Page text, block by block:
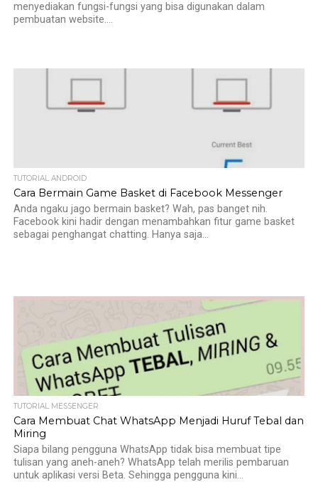
menyediakan fungsi-fungsi yang bisa digunakan dalam
pembuatan website....
TUTORIAL ANDROID
Cara Bermain Game Basket di Facebook Messenger
Anda ngaku jago bermain basket? Wah, pas banget nih.
Facebook kini hadir dengan menambahkan fitur game basket
sebagai penghangat chatting. Hanya saja...
TUTORIAL MESSENGER
Cara Membuat Chat WhatsApp Menjadi Huruf Tebal dan
Miring
Siapa bilang pengguna WhatsApp tidak bisa membuat tipe
tulisan yang aneh-aneh? WhatsApp telah merilis pembaruan
untuk aplikasi versi Beta. Sehingga pengguna kini...